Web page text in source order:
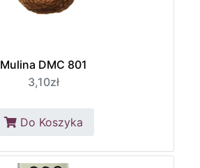
Mulina DMC 801
3,10zł
Do Koszyka